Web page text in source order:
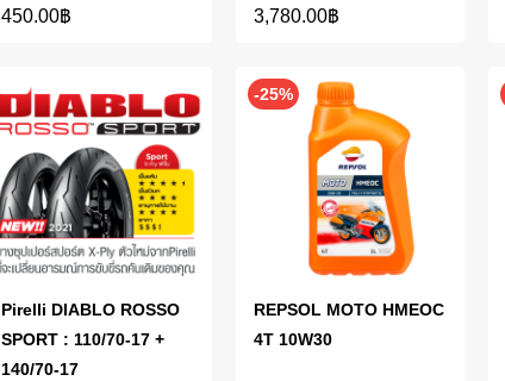
450.00฿ 3,780.00฿
Pirelli DIABLO ROSSO
SPORT : 110/70-17 +
140/70-17
-25%
REPSOL MOTO HMEOC
4T 10W30